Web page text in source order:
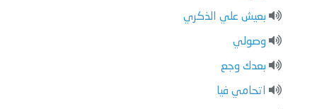
بعيش علي الذكري
وصولي
بعدك وجع
اتحامي فيا